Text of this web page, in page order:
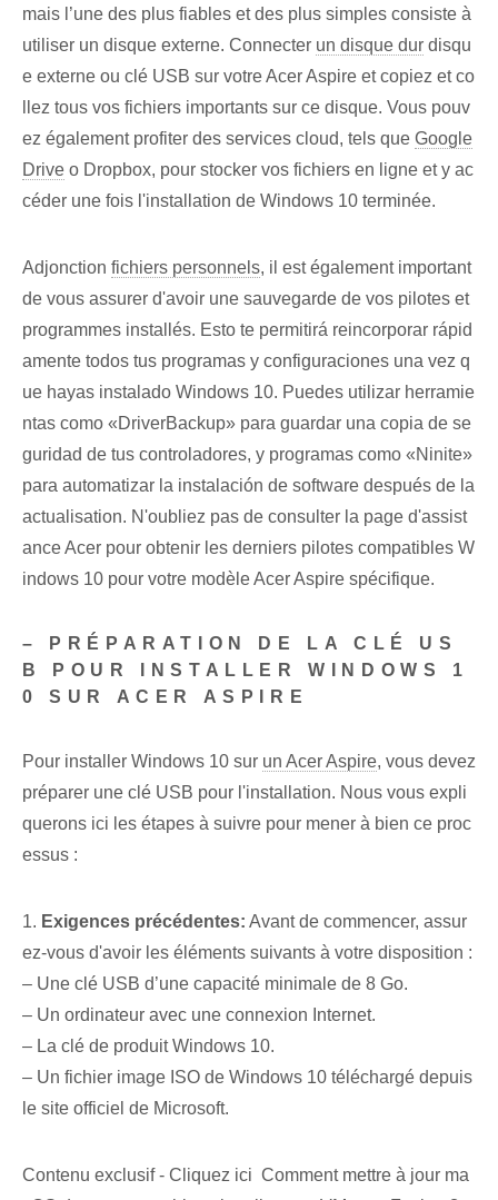
mais l’une des plus fiables et des plus simples consiste à
utiliser un disque externe. Connecter un disque dur disqu
e externe ou clé USB sur votre Acer Aspire et copiez et co
llez tous vos fichiers importants sur ce disque. Vous pouv
ez également profiter des services cloud, tels que Google
Drive o Dropbox, pour stocker vos fichiers en ligne et y ac
céder une fois l'installation de Windows 10 terminée.
Adjonction fichiers personnels, il est également important
de vous assurer d'avoir une sauvegarde de vos pilotes et
programmes installés. Esto te permitirá reincorporar rápid
amente todos tus programas y configuraciones una vez q
ue hayas instalado Windows 10. Puedes utilizar herramie
ntas como «DriverBackup» para guardar una copia de se
guridad de tus controladores, y programas como «Ninite»
para automatizar la instalación de software después de la
actualisation. N'oubliez pas de consulter la page d'assist
ance Acer pour obtenir les derniers pilotes compatibles W
indows 10 pour votre modèle Acer Aspire spécifique.
– PRÉPARATION DE LA CLÉ US
B POUR INSTALLER WINDOWS 1
0 SUR ACER ASPIRE
Pour installer Windows 10 sur un Acer Aspire, vous devez
préparer une clé USB pour l'installation. Nous vous expli
querons ici les étapes à suivre pour mener à bien ce proc
essus :
1. Exigences précédentes: Avant de commencer, assur
ez-vous d'avoir les éléments suivants à votre disposition :
– Une clé USB d’une capacité minimale de 8 Go.
– Un ordinateur avec une connexion Internet.
– La clé de produit Windows 10.
– Un fichier image ISO de Windows 10 téléchargé depuis
le site officiel de Microsoft.
Contenu exclusif - Cliquez ici Comment mettre à jour ma